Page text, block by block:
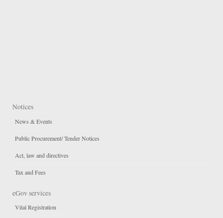
Notices
News & Events
Public Procurement/ Tender Notices
Act, law and directives
Tax and Fees
eGov services
Vital Registration